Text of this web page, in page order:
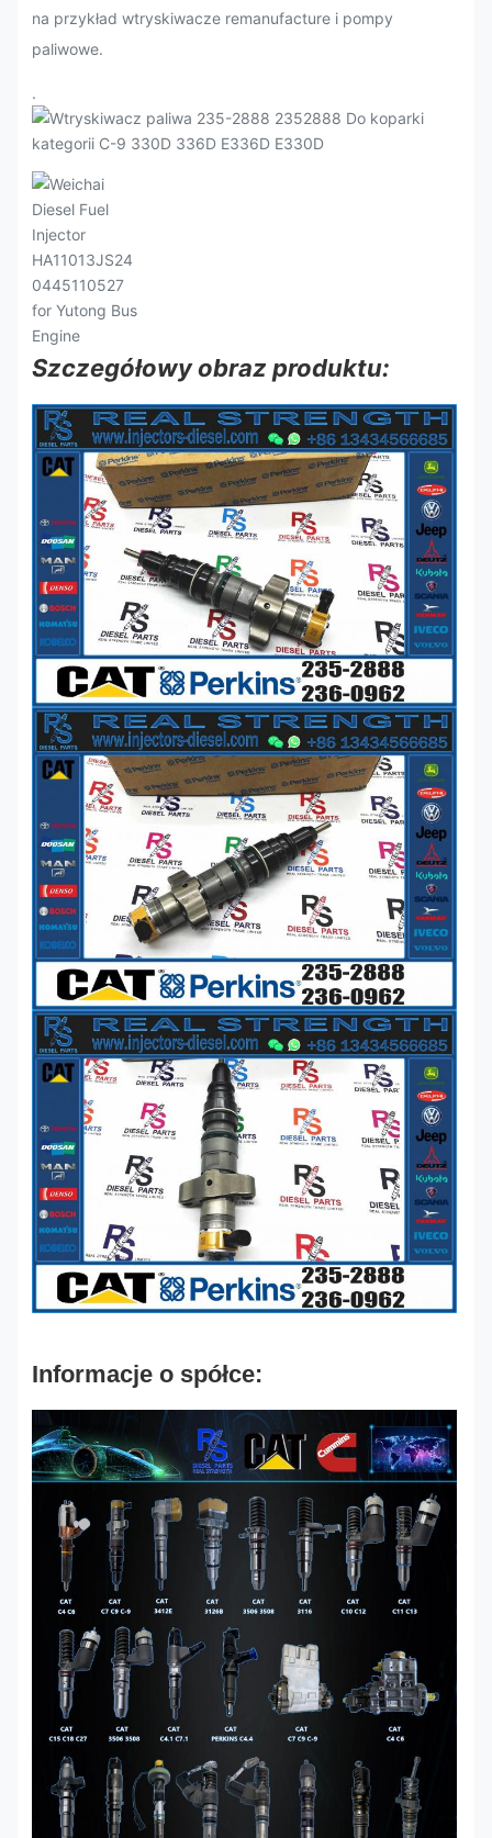
na przykład wtryskiwacze remanufacture i pompy
paliwowe.
.
Szczegółowy obraz produktu:
Informacje o spółce: